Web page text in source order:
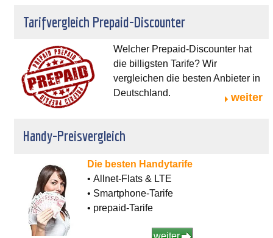
Tarifvergleich Prepaid-Discounter
Welcher Prepaid-Discounter hat
die billigsten Tarife? Wir
vergleichen die besten Anbieter in
Deutschland.
weiter
Handy-Preisvergleich
Die besten Handytarife
• Allnet-Flats & LTE
• Smartphone-Tarife
• prepaid-Tarife